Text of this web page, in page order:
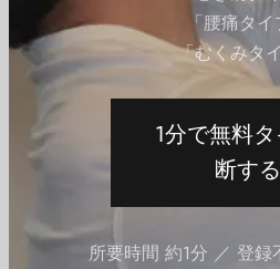
「腰痛タイ
「むくみタ
1分で無料
断する
所要時間 約1分 ／ 登
回数・セット数・重